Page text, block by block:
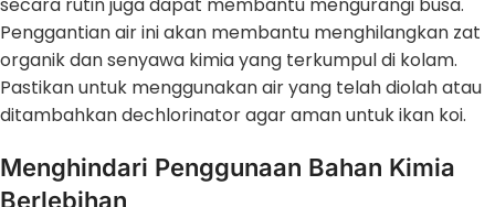
Penggantian air ini akan membantu menghilangkan zat
organik dan senyawa kimia yang terkumpul di kolam.
Pastikan untuk menggunakan air yang telah diolah atau
ditambahkan dechlorinator agar aman untuk ikan koi.
Menghindari Penggunaan Bahan Kimia
Berlebihan